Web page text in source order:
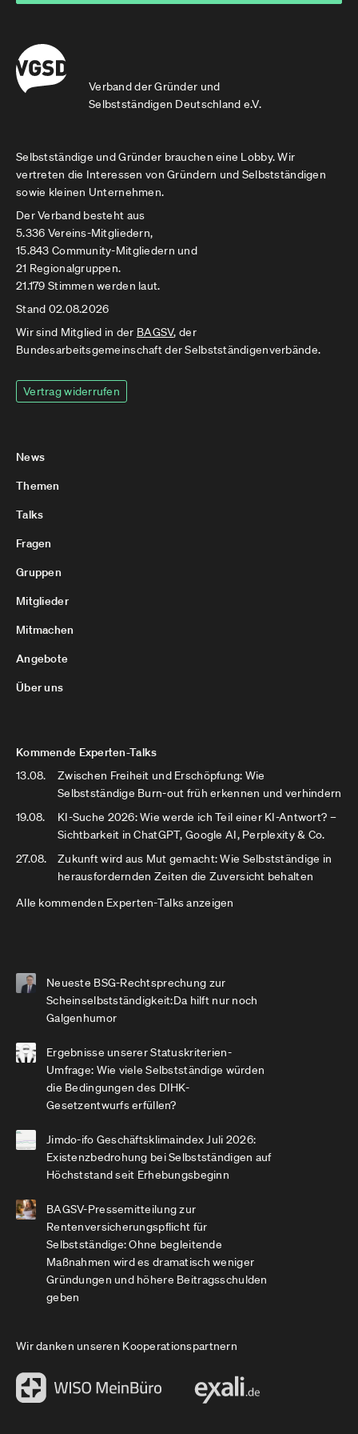
Verband der Gründer und
Selbstständigen Deutschland e.V.
Selbstständige und Gründer brauchen eine Lobby. Wir
vertreten die Interessen von Gründern und Selbstständigen
sowie kleinen Unternehmen.
Der Verband besteht aus
5.336 Vereins-Mitgliedern,
15.843 Community-Mitgliedern und
21 Regionalgruppen.
21.179 Stimmen werden laut.
Stand 02.08.2026
Wir sind Mitglied in der BAGSV, der
Bundesarbeitsgemeinschaft der Selbstständigenverbände.
Vertrag widerrufen
News
Themen
Talks
Fragen
Gruppen
Mitglieder
Mitmachen
Angebote
Über uns
Kommende Experten-Talks
13.08.
Zwischen Freiheit und Erschöpfung: Wie
Selbstständige Burn-out früh erkennen und verhindern
19.08.
KI-Suche 2026: Wie werde ich Teil einer KI-Antwort? –
Sichtbarkeit in ChatGPT, Google AI, Perplexity & Co.
27.08.
Zukunft wird aus Mut gemacht: Wie Selbstständige in
herausfordernden Zeiten die Zuversicht behalten
Alle kommenden Experten-Talks anzeigen
Neueste BSG-Rechtsprechung zur
Scheinselbstständigkeit:Da hilft nur noch
Galgenhumor
Ergebnisse unserer Statuskriterien-
Umfrage: Wie viele Selbstständige würden
die Bedingungen des DIHK-
Gesetzentwurfs erfüllen?
Jimdo-ifo Geschäftsklimaindex Juli 2026:
Existenzbedrohung bei Selbstständigen auf
Höchststand seit Erhebungsbeginn
BAGSV-Pressemitteilung zur
Rentenversicherungspflicht für
Selbstständige: Ohne begleitende
Maßnahmen wird es dramatisch weniger
Gründungen und höhere Beitragsschulden
geben
Wir danken unseren Kooperationspartnern